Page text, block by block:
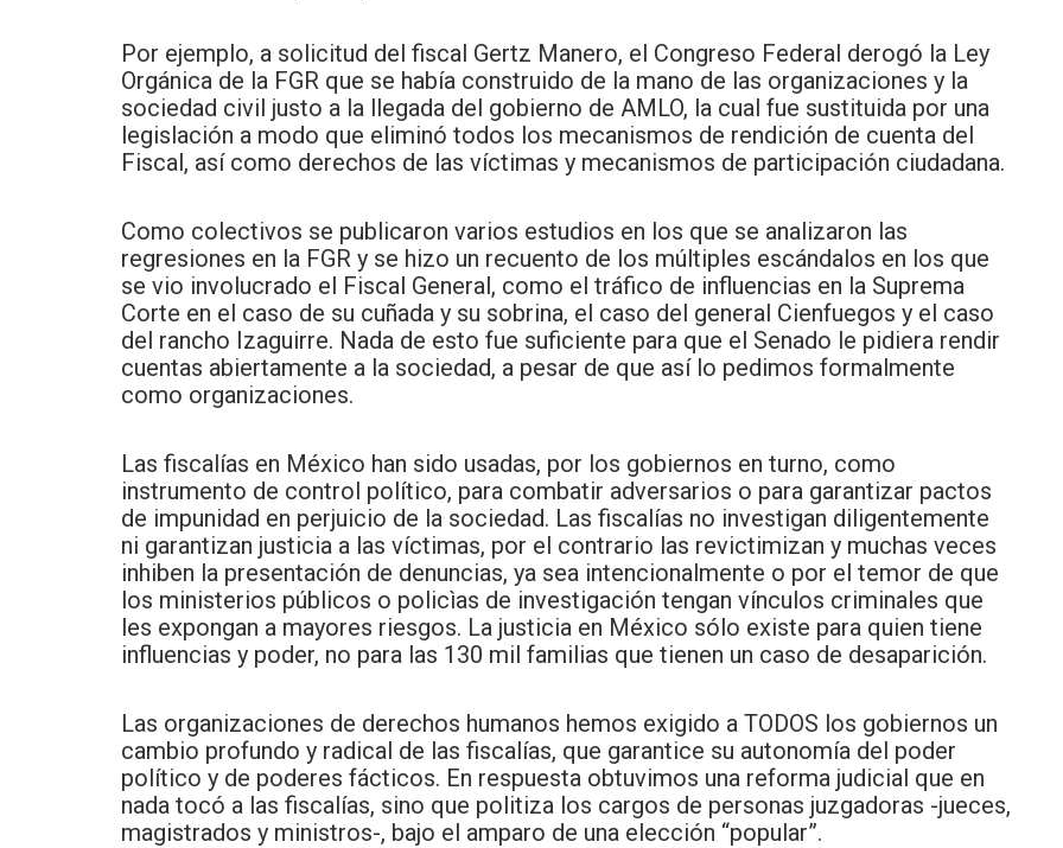
Por ejemplo, a solicitud del fiscal Gertz Manero, el Congreso Federal derogó la Ley
Orgánica de la FGR que se había construido de la mano de las organizaciones y la
sociedad civil justo a la llegada del gobierno de AMLO, la cual fue sustituida por una
legislación a modo que eliminó todos los mecanismos de rendición de cuenta del
Fiscal, así como derechos de las víctimas y mecanismos de participación ciudadana.
Como colectivos se publicaron varios estudios en los que se analizaron las
regresiones en la FGR y se hizo un recuento de los múltiples escándalos en los que
se vio involucrado el Fiscal General, como el tráfico de influencias en la Suprema
Corte en el caso de su cuñada y su sobrina, el caso del general Cienfuegos y el caso
del rancho Izaguirre. Nada de esto fue suficiente para que el Senado le pidiera rendir
cuentas abiertamente a la sociedad, a pesar de que así lo pedimos formalmente
como organizaciones.
Las fiscalías en México han sido usadas, por los gobiernos en turno, como
instrumento de control político, para combatir adversarios o para garantizar pactos
de impunidad en perjuicio de la sociedad. Las fiscalías no investigan diligentemente
ni garantizan justicia a las víctimas, por el contrario las revictimizan y muchas veces
inhiben la presentación de denuncias, ya sea intencionalmente o por el temor de que
los ministerios públicos o policìas de investigación tengan vínculos criminales que
les expongan a mayores riesgos. La justicia en México sólo existe para quien tiene
influencias y poder, no para las 130 mil familias que tienen un caso de desaparición.
Las organizaciones de derechos humanos hemos exigido a TODOS los gobiernos un
cambio profundo y radical de las fiscalías, que garantice su autonomía del poder
político y de poderes fácticos. En respuesta obtuvimos una reforma judicial que en
nada tocó a las fiscalías, sino que politiza los cargos de personas juzgadoras -jueces,
magistrados y ministros-, bajo el amparo de una elección “popular”.